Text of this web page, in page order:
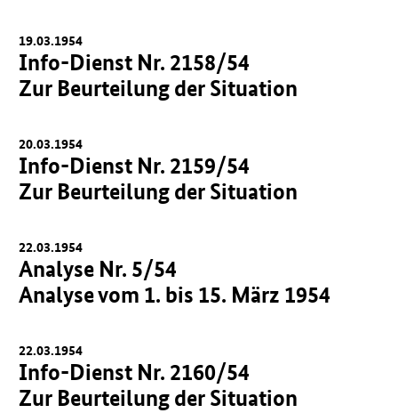
19.03.1954
Info-Dienst Nr. 2158/54
Zur Beurteilung der Situation
20.03.1954
Info-Dienst Nr. 2159/54
Zur Beurteilung der Situation
22.03.1954
Analyse Nr. 5/54
Analyse vom 1. bis 15. März 1954
22.03.1954
Info-Dienst Nr. 2160/54
Zur Beurteilung der Situation